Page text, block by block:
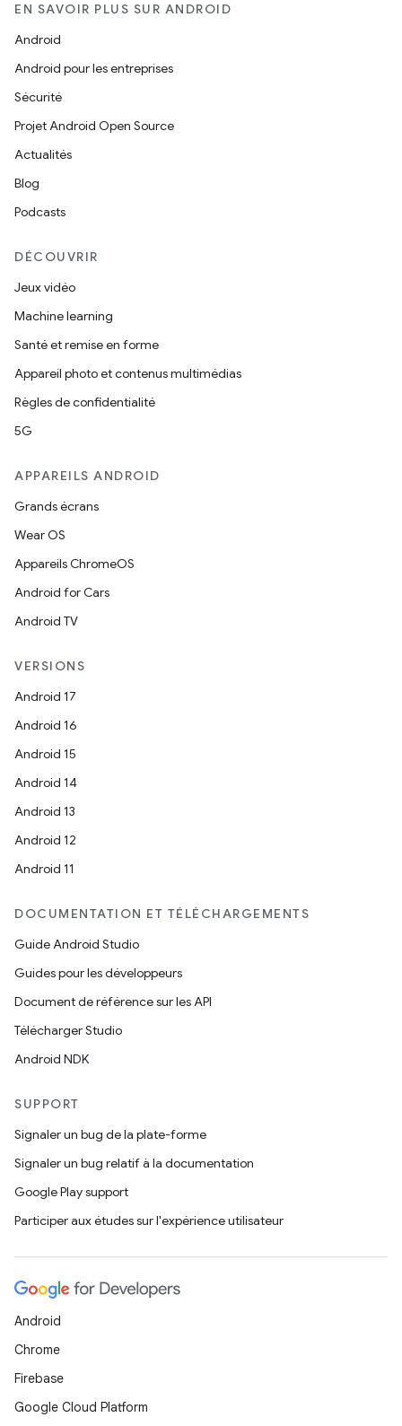
EN SAVOIR PLUS SUR ANDROID
Android
Android pour les entreprises
Sécurité
Projet Android Open Source
Actualités
Blog
Podcasts
DÉCOUVRIR
Jeux vidéo
Machine learning
Santé et remise en forme
Appareil photo et contenus multimédias
Règles de confidentialité
5G
APPAREILS ANDROID
Grands écrans
Wear OS
Appareils ChromeOS
Android for Cars
Android TV
VERSIONS
Android 17
Android 16
Android 15
Android 14
Android 13
Android 12
Android 11
DOCUMENTATION ET TÉLÉCHARGEMENTS
Guide Android Studio
Guides pour les développeurs
Document de référence sur les API
Télécharger Studio
Android NDK
SUPPORT
Signaler un bug de la plate-forme
Signaler un bug relatif à la documentation
Google Play support
Participer aux études sur l'expérience utilisateur
Android
Chrome
Firebase
Google Cloud Platform